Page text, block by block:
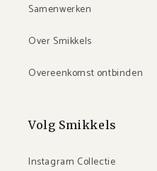
Samenwerken
Over Smikkels
Overeenkomst ontbinden
Volg Smikkels
Instagram Collectie